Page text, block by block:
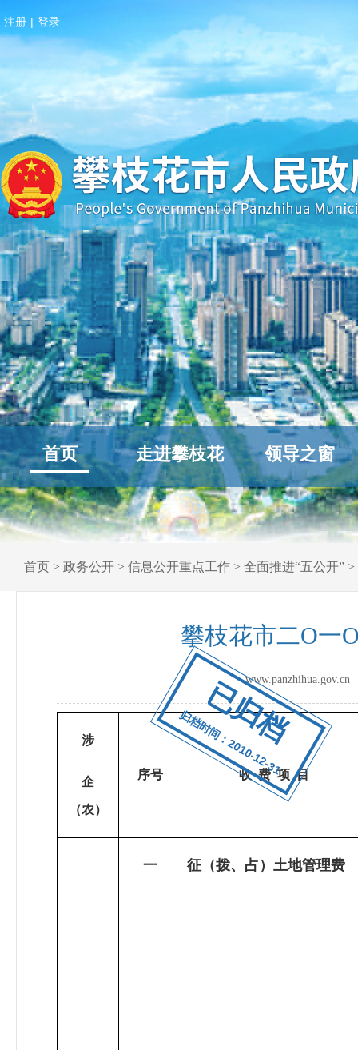
已归档
归档时间：2010-12-31
注册 | 登录
首页 走进攀枝花 领导之窗
首页 > 政务公开 > 信息公开重点工作 > 全面推进“五公开” >
攀枝花市二O一
涉
企
（农）
序号 收 费 项 目
一 征（拨、占）土地管理费